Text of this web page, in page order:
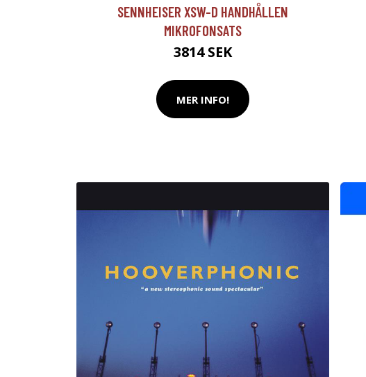
SENNHEISER XSW-D HANDHÅLLEN
MIKROFONSATS
3814 SEK
MER INFO!